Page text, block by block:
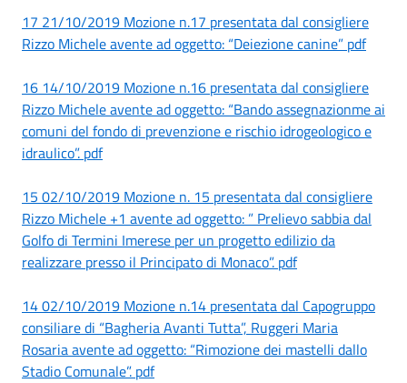
17 21/10/2019 Mozione n.17 presentata dal consigliere
Rizzo Michele avente ad oggetto: “Deiezione canine” pdf
16 14/10/2019 Mozione n.16 presentata dal consigliere
Rizzo Michele avente ad oggetto: “Bando assegnazionme ai
comuni del fondo di prevenzione e rischio idrogeologico e
idraulico”. pdf
15 02/10/2019 Mozione n. 15 presentata dal consigliere
Rizzo Michele +1 avente ad oggetto: ” Prelievo sabbia dal
Golfo di Termini Imerese per un progetto edilizio da
realizzare presso il Principato di Monaco”. pdf
14 02/10/2019 Mozione n.14 presentata dal Capogruppo
consiliare di “Bagheria Avanti Tutta”, Ruggeri Maria
Rosaria avente ad oggetto: “Rimozione dei mastelli dallo
Stadio Comunale”. pdf